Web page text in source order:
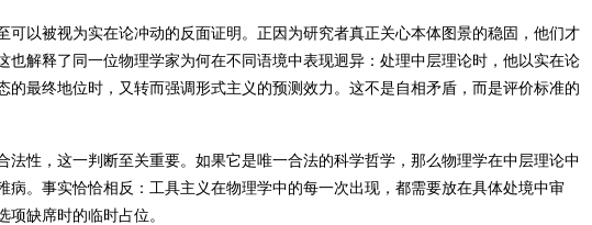
可以被视为实在论冲动的反面证明。正因为研究者真正关心本体图景的稳固，他们才
也解释了同一位物理学家为何在不同语境中表现迥异：处理中层理论时，他以实在论
的最终地位时，又转而强调形式主义的预测效力。这不是自相矛盾，而是评价标准的
法性，这一判断至关重要。如果它是唯一合法的科学哲学，那么物理学在中层理论中
病。事实恰恰相反：工具主义在物理学中的每一次出现，都需要放在具体处境中审
缺席时的临时占位。